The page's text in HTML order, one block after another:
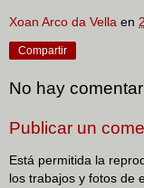
Xoan Arco da Vella en
Compartir
No hay
Publicar un
Está permitida la
los trabajos y fotos de